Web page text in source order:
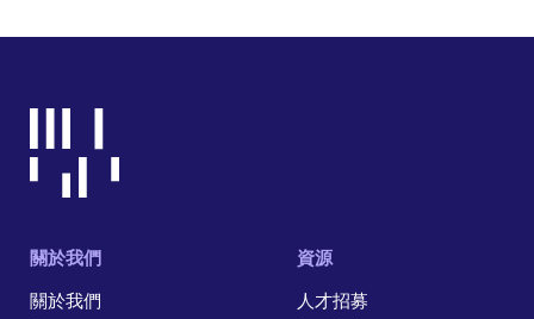
關於我們
關於我們
資源
人才招募